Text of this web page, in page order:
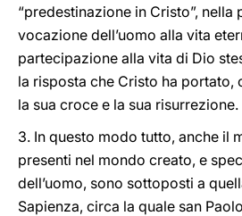
“predestinazione in Cristo”,
vocazione dell’uomo alla vita
partecipazione alla vita di Dio
la risposta che Cristo ha portato,
la sua croce e la sua risurrezione.
3. In questo modo tutto, anche il
presenti nel mondo creato, e
dell’uomo, sono sottoposti a
Sapienza, circa la quale san